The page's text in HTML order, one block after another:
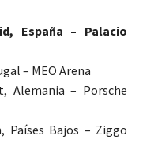
España – Palacio
– MEO Arena
Alemania – Porsche
Países Bajos – Ziggo